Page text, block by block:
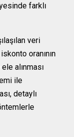
farklı
veri
oranının
alınması
ile
detaylı